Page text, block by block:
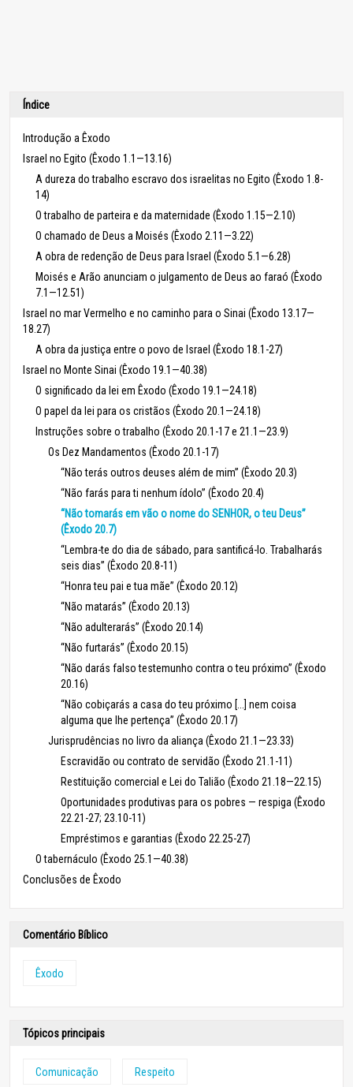
Índice
Introdução a Êxodo
Israel no Egito (Êxodo 1.1—13.16)
A dureza do trabalho escravo dos israelitas no Egito (Êxodo 1.8-
14)
O trabalho de parteira e da maternidade (Êxodo 1.15—2.10)
O chamado de Deus a Moisés (Êxodo 2.11—3.22)
A obra de redenção de Deus para Israel (Êxodo 5.1—6.28)
Moisés e Arão anunciam o julgamento de Deus ao faraó (Êxodo
7.1—12.51)
Israel no mar Vermelho e no caminho para o Sinai (Êxodo 13.17—
18.27)
A obra da justiça entre o povo de Israel (Êxodo 18.1-27)
Israel no Monte Sinai (Êxodo 19.1—40.38)
O significado da lei em Êxodo (Êxodo 19.1—24.18)
O papel da lei para os cristãos (Êxodo 20.1—24.18)
Instruções sobre o trabalho (Êxodo 20.1-17 e 21.1—23.9)
Os Dez Mandamentos (Êxodo 20.1-17)
“Não terás outros deuses além de mim” (Êxodo 20.3)
“Não farás para ti nenhum ídolo” (Êxodo 20.4)
“Não tomarás em vão o nome do SENHOR, o teu Deus”
(Êxodo 20.7)
“Lembra-te do dia de sábado, para santificá-lo. Trabalharás
seis dias” (Êxodo 20.8-11)
“Honra teu pai e tua mãe” (Êxodo 20.12)
“Não matarás” (Êxodo 20.13)
“Não adulterarás” (Êxodo 20.14)
“Não furtarás” (Êxodo 20.15)
“Não darás falso testemunho contra o teu próximo” (Êxodo
20.16)
“Não cobiçarás a casa do teu próximo [...] nem coisa
alguma que lhe pertença” (Êxodo 20.17)
Jurisprudências no livro da aliança (Êxodo 21.1—23.33)
Escravidão ou contrato de servidão (Êxodo 21.1-11)
Restituição comercial e Lei do Talião (Êxodo 21.18—22.15)
Oportunidades produtivas para os pobres — respiga (Êxodo
22.21-27; 23.10-11)
Empréstimos e garantias (Êxodo 22.25-27)
O tabernáculo (Êxodo 25.1—40.38)
Conclusões de Êxodo
Comentário Bíblico
Êxodo
Tópicos principais
Comunicação Respeito